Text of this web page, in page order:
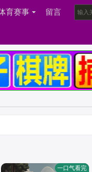
育赛事 留言
一口气看完